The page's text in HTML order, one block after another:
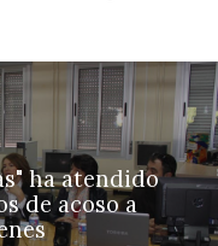
ha atendido
de acoso a